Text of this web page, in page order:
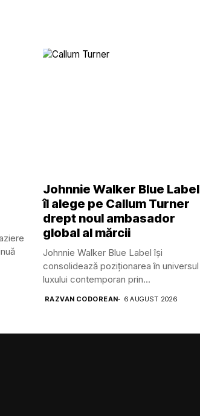
Johnnie Walker Blue Label
îl alege pe Callum Turner
drept noul ambasador
global al mărcii
Johnnie Walker Blue Label își
consolidează poziționarea în universul
luxului contemporan prin...
RAZVAN CODOREAN 6 AUGUST 2026